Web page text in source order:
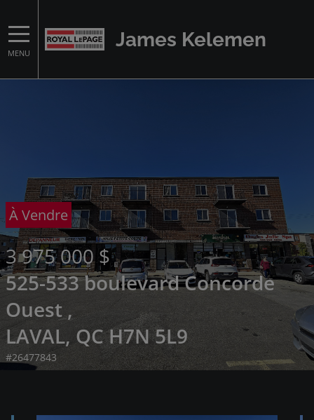
MENU
James Kelemen
À Vendre
3 975 000 $
525-533 boulevard Concorde
Ouest ,
LAVAL, QC H7N 5L9
#26477843